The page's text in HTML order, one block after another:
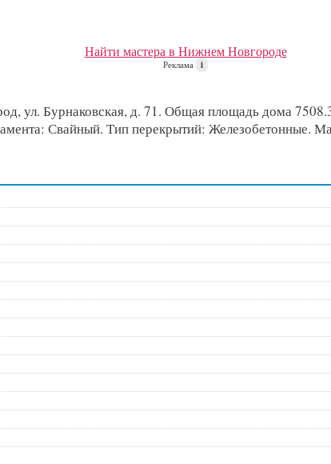
Найти мастера в Нижнем Новгороде
Реклама i
ул. Бурнаковская, д. 71. Общая площадь дома
Свайный. Тип перекрытий: Железобетонные.